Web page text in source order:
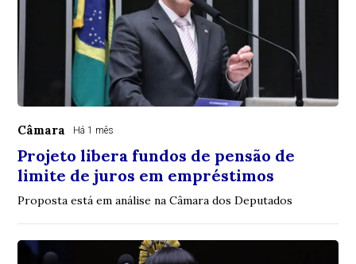
Câmara Há 1 mês
Projeto libera fundos de pensão de
limite de juros em empréstimos
Proposta está em análise na Câmara dos Deputados